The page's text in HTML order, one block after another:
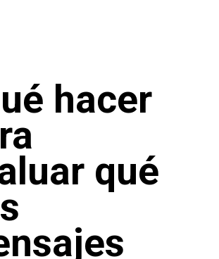
hacer
qué